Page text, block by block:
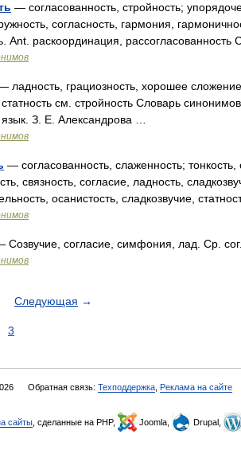
— согласованность, стройность;
согласность, гармония,
Ant. раскоординация, рассогласованность
ладность, грациозность, хорошее
см. стройность Словарь
З. Е. Александрова …
— согласованность, слаженность; тонкость,
связность, согласие, ладность,
осанистость, сладкозвучие,
Созвучие, согласие, симфония, лад. Ср.
Следующая →
3
Обратная связь: Техподдержка Реклама на сайте
сайты , сделанные на PHP, Joomla, Drupal,